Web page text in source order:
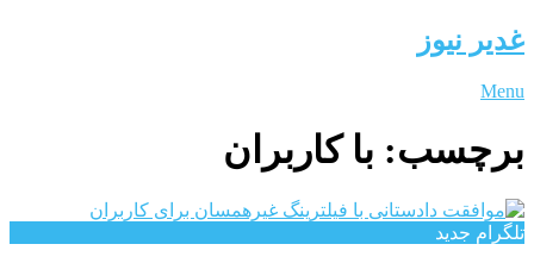
غدیر نیوز
Menu
برچسب: با کاربران
تلگرام جدید